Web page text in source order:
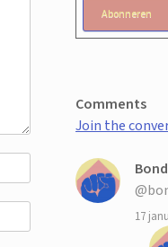
Abonneren
Comments
Join the
17